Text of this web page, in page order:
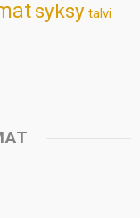
syksy talvi